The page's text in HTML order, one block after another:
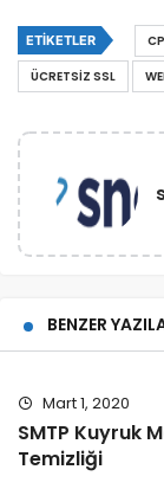
ETIKETLER
ÜCRETSIZ SSL
BENZER
Mart 1, 2020
SMTP Kuyruk
Temizliği